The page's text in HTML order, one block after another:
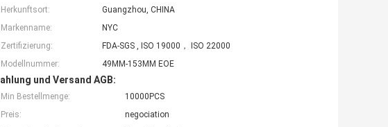
Herkunftsort:
Guangzhou, CHINA
Markenname:
NYC
Zertifizierung:
FDA-SGS , ISO 19000， ISO 22000
Modellnummer:
49MM-153MM EOE
und Versand AGB:
Min Bestellmenge:
10000PCS
Preis:
negociation